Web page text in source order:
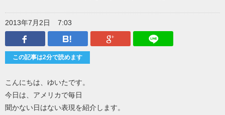
2013年7月2日
7:03
Facebook
はてなブックマークGoogle Plus
この記事は2分で読めます
こんにちは、ゆいたです。
今日は、アメリカで毎日
聞かない日はない表現を紹介します。